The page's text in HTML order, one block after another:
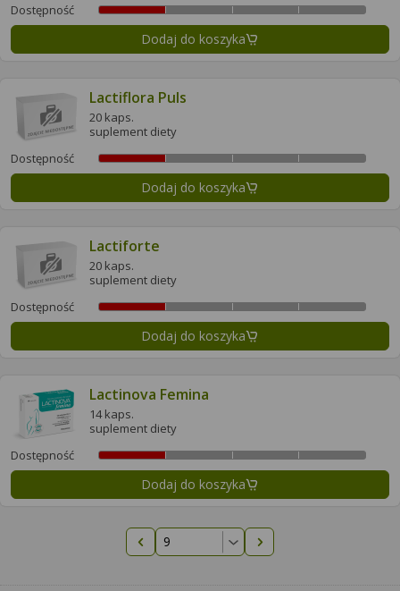
Dostępność
Dodaj do koszyka
Lactiflora Puls
20 kaps.
suplement diety
Dostępność
Dodaj do koszyka
Lactiforte
20 kaps.
suplement diety
Dostępność
Dodaj do koszyka
Lactinova Femina
14 kaps.
suplement diety
Dostępność
Dodaj do koszyka
Poprzednia strona Następna strona